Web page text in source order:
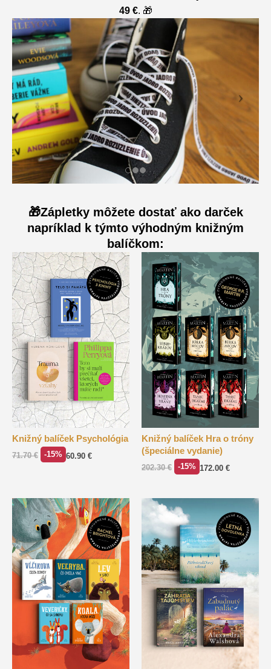
49 €. 🎁
🎁Zápletky môžete dostať ako darček
napríklad k týmto výhodným knižným
balíčkom:
Knižný balíček Psychológia
71.70€ -15% 60.90 €
Knižný balíček Hra o tróny
(špeciálne vydanie)
202.30€ -15% 172.00 €